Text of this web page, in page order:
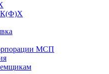
К(Ф)Х
МСП